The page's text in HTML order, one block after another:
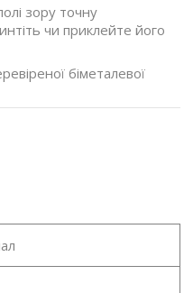
зору точну
чи приклейте його
біметалевої